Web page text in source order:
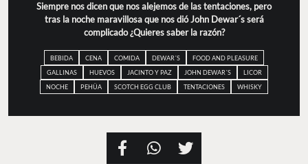
Siempre nos dicen que nos alejemos de las tentaciones, pero
tras la noche maravillosa que nos dió John Dewar´s será
complicado ¿Quieres saber la razón?
BEBIDA CENA COMIDA DEWAR´S
FOOD AND PLEASURE
GALLINAS
HUEVOS JACINTO Y PAZ JOHN DEWAR´S
LICOR
NOCHE
PEHÜA SCOTCH EGG CLUB TENTACIONES WHISKY